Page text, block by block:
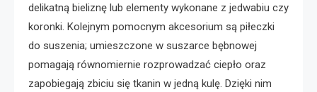
delikatną bieliznę lub elementy wykonane z jedwabiu czy
koronki. Kolejnym pomocnym akcesorium są piłeczki
do suszenia; umieszczone w suszarce bębnowej
pomagają równomiernie rozprowadzać ciepło oraz
zapobiegają zbiciu się tkanin w jedną kulę. Dzięki nim